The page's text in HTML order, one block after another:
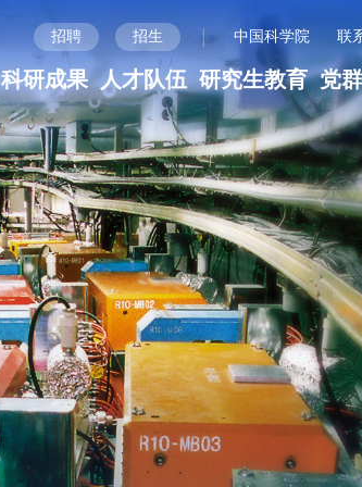
招聘 招生 | 中国科学院 联
科研成果 人才队伍 研究生教育 党